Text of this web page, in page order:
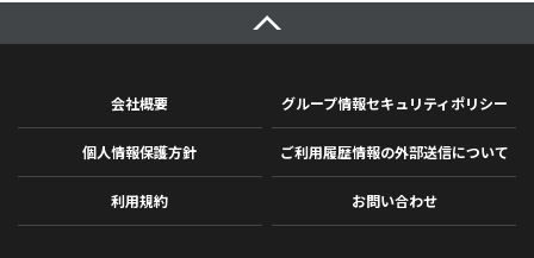
会社概要 グループ情報セキュリティポリシー
個人情報保護方針 ご利用履歴情報の外部送信について
利用規約 お問い合わせ